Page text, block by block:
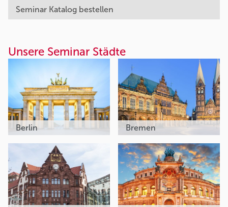
Seminar Katalog bestellen
Unsere Seminar Städte
Berlin Bremen